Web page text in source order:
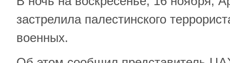
застрелила палестинского
военных.